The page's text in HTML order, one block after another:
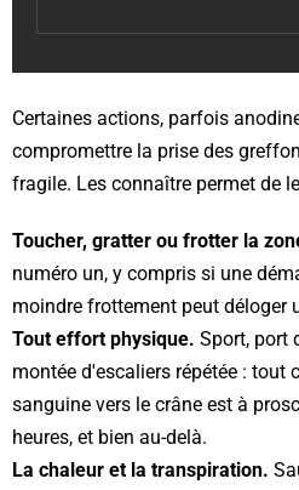
Certaines actions, parfois
compromettre la prise des
fragile. Les connaître permet de
Toucher, gratter ou frotter la
numéro un, y compris si une
moindre frottement peut déloger
Tout effort physique. Sport, port
montée d'escaliers répétée : tout
sanguine vers le crâne est à
heures, et bien au-delà.
La chaleur et la transpiration.